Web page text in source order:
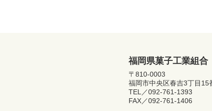
福岡県菓子工業組合
〒810-0003
福岡市中央区春吉3丁目15
TEL／092-761-1393
FAX／092-761-1406